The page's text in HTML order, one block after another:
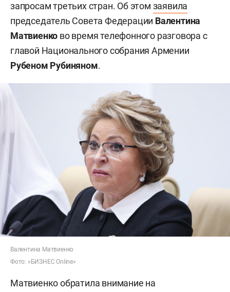
запросам третьих стран. Об этом заявила
председатель Совета Федерации Валентина
Матвиенко во время телефонного разговора с
главой Национального собрания Армении
Рубеном Рубиняном.
Валентина Матвиенко
Фото: «БИЗНЕС Online»
Матвиенко обратила внимание на